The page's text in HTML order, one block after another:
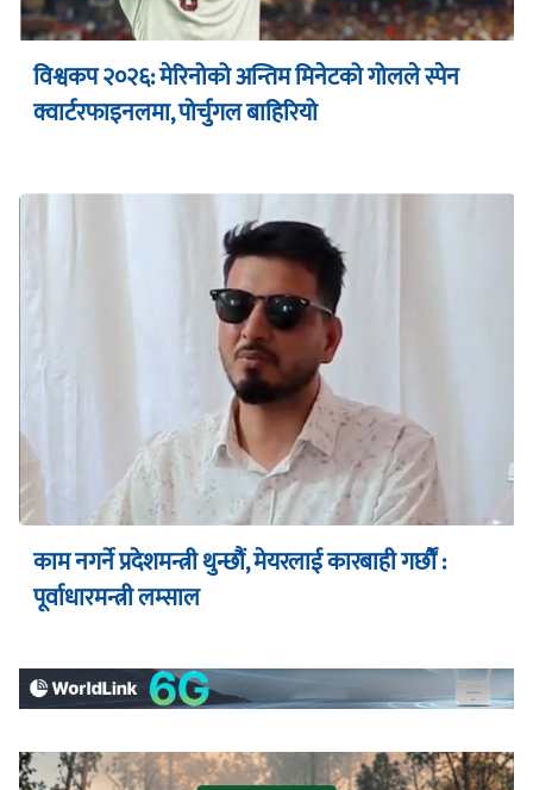
विश्वकप २०२६: मेरिनोको अन्तिम मिनेटको गोलले स्पेन
क्वार्टरफाइनलमा, पोर्चुगल बाहिरियो
काम नगर्ने प्रदेशमन्त्री थुन्छौं, मेयरलाई कारबाही गर्छौं :
पूर्वाधारमन्त्री लम्साल